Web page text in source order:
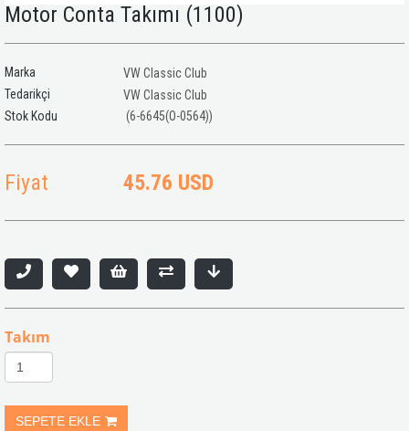
Motor Conta Takımı (1100)
Marka
VW Classic Club
Tedarikçi
VW Classic Club
(6-6645(O-0564))
Fiyat 45.76 USD
Takım